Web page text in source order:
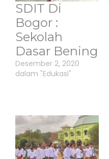
SDIT Di
Bogor :
Sekolah
Dasar Bening
Desember 2, 2020
dalam "Edukasi"